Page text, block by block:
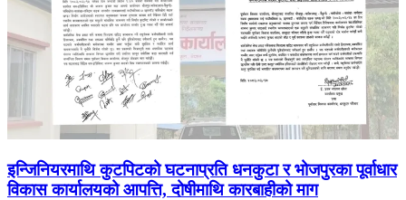
इन्जिनियरमाथि कुटपिटको घटनाप्रति धनकुटा र भोजपुरका पूर्वाधार
विकास कार्यालयको आपत्ति, दोषीमाथि कारबाहीको माग